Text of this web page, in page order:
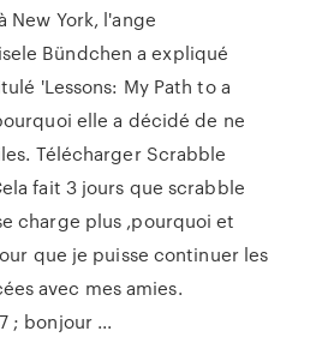
New York, l'ange
Bündchen a expliqué
'Lessons: My Path to a
elle a décidé de ne
Télécharger Scrabble
fait 3 jours que scrabble
charge plus ,pourquoi et
que je puisse continuer les
avec mes amies.
; bonjour ...